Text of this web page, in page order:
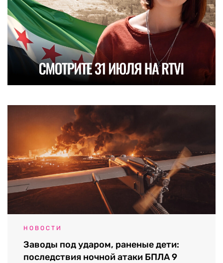
НОВОСТИ
Заводы под ударом, раненые дети:
последствия ночной атаки БПЛА 9